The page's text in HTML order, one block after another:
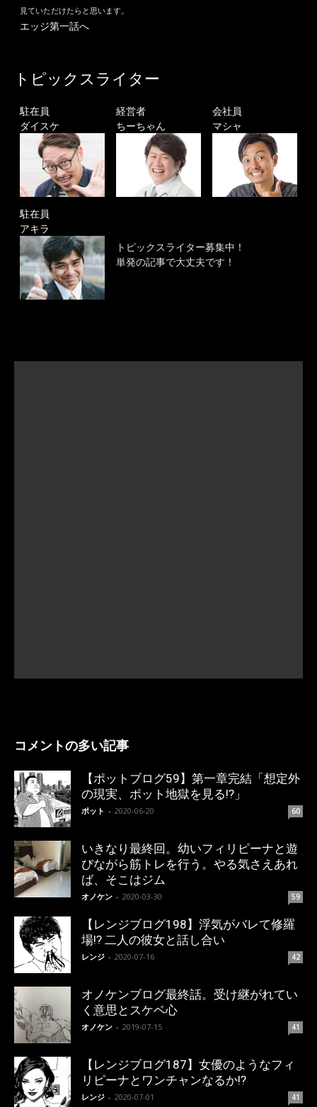
見ていただけたらと思います。
エッジ第一話へ
トピックスライター
駐在員
ダイスケ
経営者
ちーちゃん
会社員
マシャ
駐在員
アキラ
トピックスライター募集中！
単発の記事で大丈夫です！
コメントの多い記事
【ポットブログ59】第一章完結「想定外
の現実、ポット地獄を見る!?」
ポット - 2020-06-20 60
いきなり最終回。幼いフィリピーナと遊
びながら筋トレを行う。やる気さえあれ
ば、そこはジム
オノケン - 2020-03-30 59
【レンジブログ198】浮気がバレて修羅
場!? 二人の彼女と話し合い
レンジ - 2020-07-16 42
オノケンブログ最終話。受け継がれてい
く意思とスケベ心
オノケン - 2019-07-15 41
【レンジブログ187】女優のようなフィ
リピーナとワンチャンなるか!?
レンジ - 2020-07-01 41